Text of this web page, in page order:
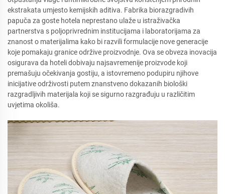
ekstrakata umjesto kemijskih aditiva. Fabrika biorazgradivih
papuča za goste hotela neprestano ulaže u istraživačka
partnerstva s poljoprivrednim institucijama i laboratorijama za
znanost o materijalima kako bi razvili formulacije nove generacije
koje pomakaju granice održive proizvodnje. Ova se obveza inovacija
osigurava da hoteli dobivaju najsavremenije proizvode koji
premašuju očekivanja gostiju, a istovremeno podupiru njihove
inicijative održivosti putem znanstveno dokazanih biološki
razgradljivih materijala koji se sigurno razgrađuju u različitim
uvjetima okoliša.